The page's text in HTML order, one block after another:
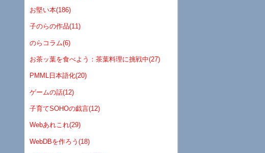
お堅い本(186)
子のらの作品(11)
のらコラム(6)
お茶ッ葉を食べよう：茶葉料理に挑戦中(27)
PMML日本語化(20)
ゲームの話(12)
子育てSOHOの戯言(12)
Webあれこれ(29)
WebDBを作ろう(18)